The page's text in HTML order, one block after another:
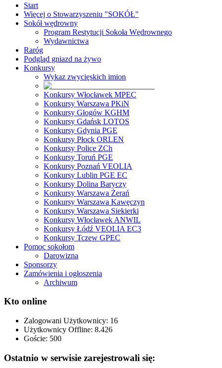
Start
Więcej o Stowarzyszeniu "SOKÓŁ"
Sokół wędrowny
Program Restytucji Sokoła Wędrownego
Wydawnictwa
Raróg
Podgląd gniazd na żywo
Konkursy
Wykaz zwycięskich imion
Konkursy Włocławek MPEC
Konkursy Warszawa PKiN
Konkursy Głogów KGHM
Konkursy Gdańsk LOTOS
Konkursy Gdynia PGE
Konkursy Płock ORLEN
Konkursy Police ZCh
Konkursy Toruń PGE
Konkursy Poznań VEOLIA
Konkursy Lublin PGE EC
Konkursy Dolina Baryczy
Konkursy Warszawa Żerań
Konkursy Warszawa Kawęczyn
Konkursy Warszawa Siekierki
Konkursy Włocławek ANWIL
Konkursy Łódź VEOLIA EC3
Konkursy Tczew GPEC
Pomoc sokołom
Darowizna
Sponsorzy
Zamówienia i ogłoszenia
Archiwum
Kto online
Zalogowani Użytkownicy: 16
Użytkownicy Offline: 8.426
Goście: 500
Ostatnio w serwisie zarejestrowali się: